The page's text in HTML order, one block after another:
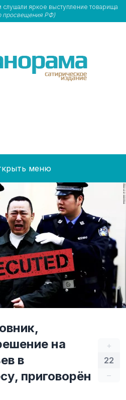
яркое выступление товарища
просвещения РФ)
меню
+
22
–
на
в
приговорён